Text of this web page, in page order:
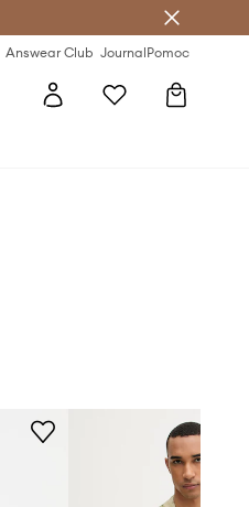
Answear Club JournalPomoc